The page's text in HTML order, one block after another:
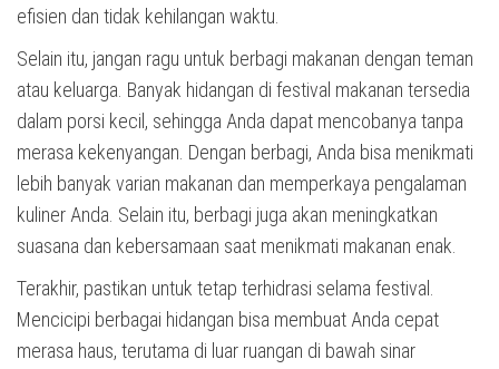
efisien dan tidak kehilangan waktu.
Selain itu, jangan ragu untuk berbagi makanan dengan teman
atau keluarga. Banyak hidangan di festival makanan tersedia
dalam porsi kecil, sehingga Anda dapat mencobanya tanpa
merasa kekenyangan. Dengan berbagi, Anda bisa menikmati
lebih banyak varian makanan dan memperkaya pengalaman
kuliner Anda. Selain itu, berbagi juga akan meningkatkan
suasana dan kebersamaan saat menikmati makanan enak.
Terakhir, pastikan untuk tetap terhidrasi selama festival.
Mencicipi berbagai hidangan bisa membuat Anda cepat
merasa haus, terutama di luar ruangan di bawah sinar